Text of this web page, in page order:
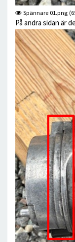
Spännare 01.png
På andra sidan är